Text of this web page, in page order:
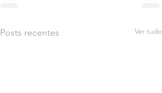
Posts recentes Ver tudo